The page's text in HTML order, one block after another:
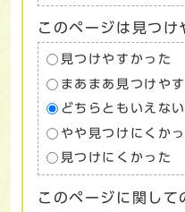
このページは見つけ
見つけやすかった
まあまあ見つけや
どちらともいえない
やや見つけにくか
見つけにくかった
このページに関して